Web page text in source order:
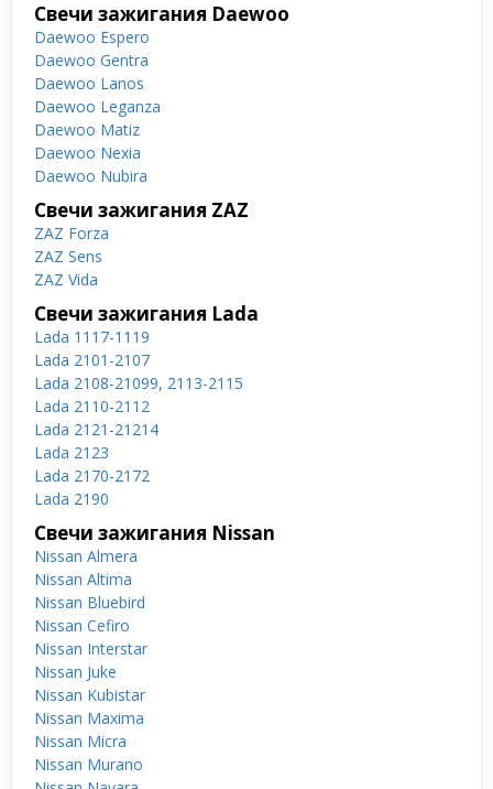
Свечи зажигания Daewoo
Daewoo Espero
Daewoo Gentra
Daewoo Lanos
Daewoo Leganza
Daewoo Matiz
Daewoo Nexia
Daewoo Nubira
Свечи зажигания ZAZ
ZAZ Forza
ZAZ Sens
ZAZ Vida
Свечи зажигания Lada
Lada 1117-1119
Lada 2101-2107
Lada 2108-21099, 2113-2115
Lada 2110-2112
Lada 2121-21214
Lada 2123
Lada 2170-2172
Lada 2190
Свечи зажигания Nissan
Nissan Almera
Nissan Altima
Nissan Bluebird
Nissan Cefiro
Nissan Interstar
Nissan Juke
Nissan Kubistar
Nissan Maxima
Nissan Micra
Nissan Murano